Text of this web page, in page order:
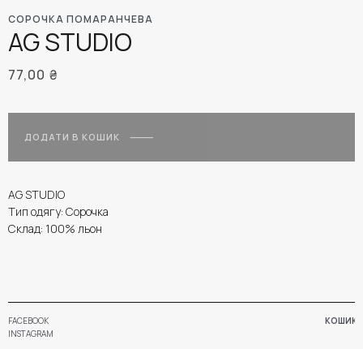
СОРОЧКА ПОМАРАНЧЕВА
AG STUDIO
77,00 ₴
ДОДАТИ В КОШИК
AG STUDIO
Тип одягу: Сорочка
Склад: 100% льон
FACEBOOK КОШИК
INSTAGRAM